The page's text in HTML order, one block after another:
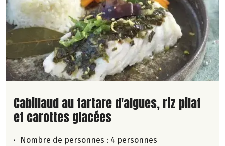
Lire la suite de la recette
Cabillaud au tartare d'algues, riz pilaf
et carottes glacées
Nombre de personnes : 4 personnes